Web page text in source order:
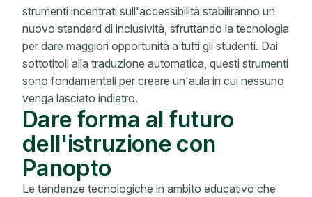
strumenti incentrati sull'accessibilità stabiliranno un
nuovo standard di inclusività, sfruttando la tecnologia
per dare maggiori opportunità a tutti gli studenti. Dai
sottotitoli alla traduzione automatica, questi strumenti
sono fondamentali per creare un'aula in cui nessuno
venga lasciato indietro.
Dare forma al futuro
dell'istruzione con
Panopto
Le tendenze tecnologiche in ambito educativo che